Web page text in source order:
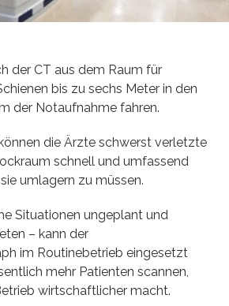
der CT aus dem Raum für
bis zu sechs Meter in den
der Notaufnahme fahren.
die Ärzte schwerst verletzte
schnell und umfassend
umlagern zu müssen.
Situationen ungeplant und
– kann der
im Routinebetrieb eingesetzt
mehr Patienten scannen,
wirtschaftlicher macht.